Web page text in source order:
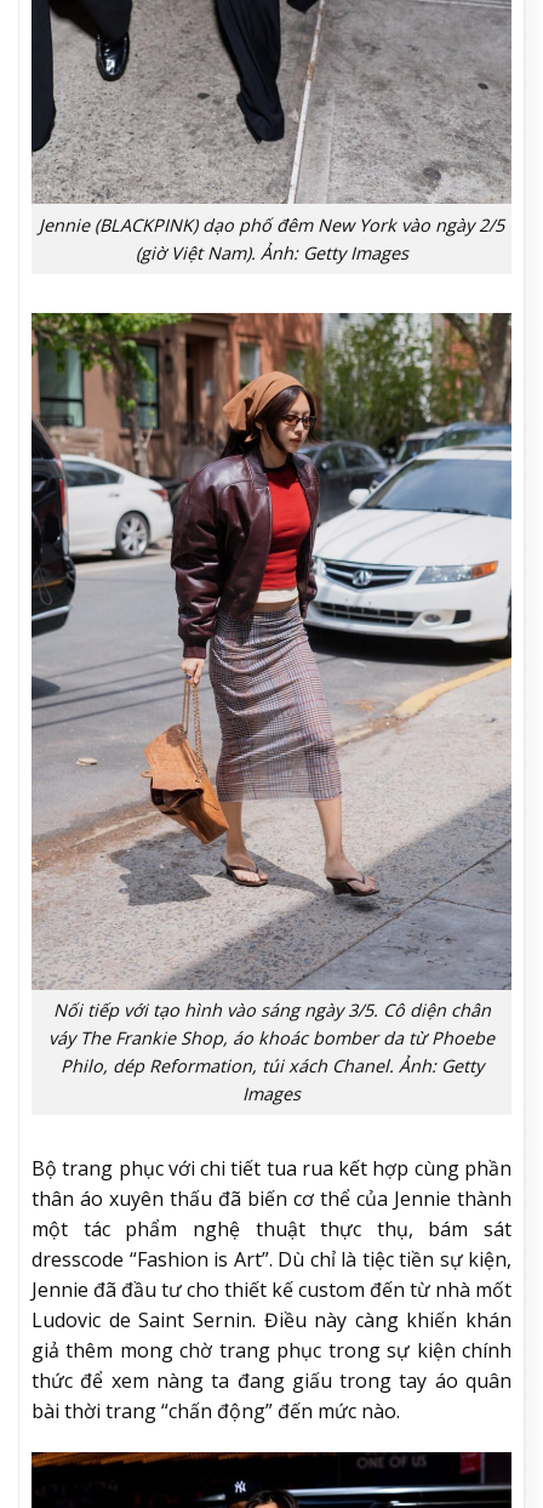
Jennie (BLACKPINK) dạo phố đêm New York vào ngày 2/5
(giờ Việt Nam). Ảnh: Getty Images
Nối tiếp với tạo hình vào sáng ngày 3/5. Cô diện chân
váy The Frankie Shop, áo khoác bomber da từ Phoebe
Philo, dép Reformation, túi xách Chanel. Ảnh: Getty
Images
Bộ trang phục với chi tiết tua rua kết hợp cùng phần
thân áo xuyên thấu đã biến cơ thể của Jennie thành
một tác phẩm nghệ thuật thực thụ, bám sát
dresscode “Fashion is Art”. Dù chỉ là tiệc tiền sự kiện,
Jennie đã đầu tư cho thiết kế custom đến từ nhà mốt
Ludovic de Saint Sernin. Điều này càng khiến khán
giả thêm mong chờ trang phục trong sự kiện chính
thức để xem nàng ta đang giấu trong tay áo quân
bài thời trang “chấn động” đến mức nào.